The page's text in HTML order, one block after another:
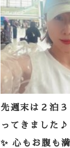
先週末は２泊
ってきました
✨ 心もお腹も